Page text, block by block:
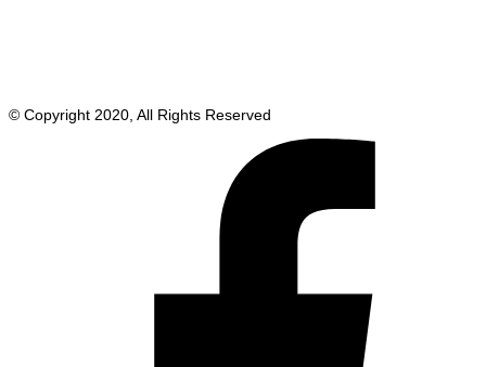
© Copyright 2020, All Rights Reserved